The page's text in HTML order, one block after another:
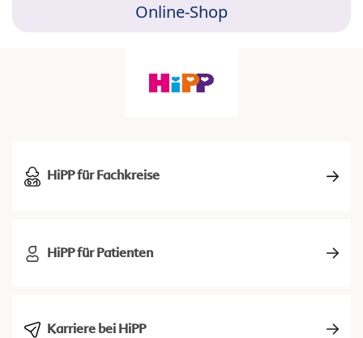
Online-Shop
HiPP für Fachkreise
HiPP für Patienten
Karriere bei HiPP